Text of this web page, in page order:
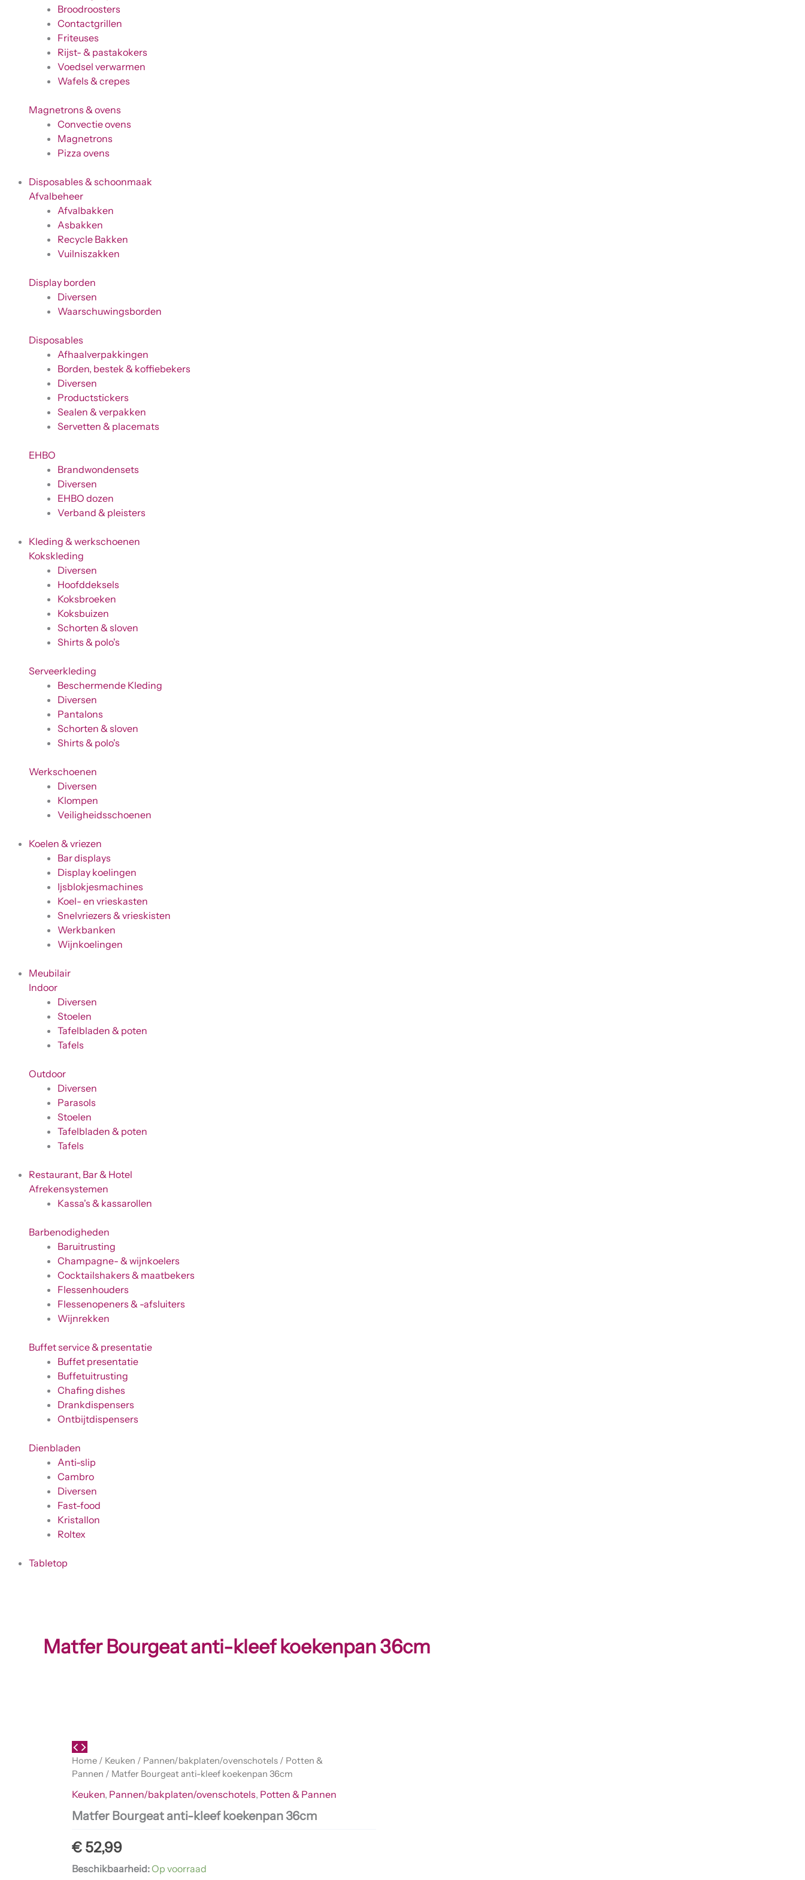
Broodroosters
Contactgrillen
Friteuses
Rijst- & pastakokers
Voedsel verwarmen
Wafels & crepes
Magnetrons & ovens
Convectie ovens
Magnetrons
Pizza ovens
Disposables & schoonmaak
Afvalbeheer
Afvalbakken
Asbakken
Recycle Bakken
Vuilniszakken
Display borden
Diversen
Waarschuwingsborden
Disposables
Afhaalverpakkingen
Borden, bestek & koffiebekers
Diversen
Productstickers
Sealen & verpakken
Servetten & placemats
EHBO
Brandwondensets
Diversen
EHBO dozen
Verband & pleisters
Kleding & werkschoenen
Kokskleding
Diversen
Hoofddeksels
Koksbroeken
Koksbuizen
Schorten & sloven
Shirts & polo's
Serveerkleding
Beschermende Kleding
Diversen
Pantalons
Schorten & sloven
Shirts & polo's
Werkschoenen
Diversen
Klompen
Veiligheidsschoenen
Koelen & vriezen
Bar displays
Display koelingen
Ijsblokjesmachines
Koel- en vrieskasten
Snelvriezers & vrieskisten
Werkbanken
Wijnkoelingen
Meubilair
Indoor
Diversen
Stoelen
Tafelbladen & poten
Tafels
Outdoor
Diversen
Parasols
Stoelen
Tafelbladen & poten
Tafels
Restaurant, Bar & Hotel
Afrekensystemen
Kassa's & kassarollen
Barbenodigheden
Baruitrusting
Champagne- & wijnkoelers
Cocktailshakers & maatbekers
Flessenhouders
Flessenopeners & -afsluiters
Wijnrekken
Buffet service & presentatie
Buffet presentatie
Buffetuitrusting
Chafing dishes
Drankdispensers
Ontbijtdispensers
Dienbladen
Anti-slip
Cambro
Diversen
Fast-food
Kristallon
Roltex
Tabletop
Matfer Bourgeat anti-kleef koekenpan 36cm
Home / Keuken / Pannen/bakplaten/ovenschotels / Potten &
Pannen / Matfer Bourgeat anti-kleef koekenpan 36cm
Keuken, Pannen/bakplaten/ovenschotels, Potten & Pannen
Matfer Bourgeat anti-kleef koekenpan 36cm
€ 52,99
Beschikbaarheid:Op voorraad
kleef
koekenpan
36cm